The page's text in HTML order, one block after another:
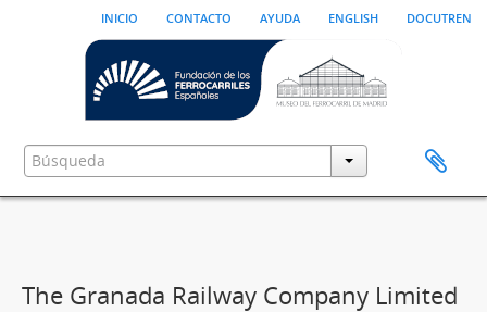
inicio contacto ayuda english docutren
The Granada Railway Company Limited